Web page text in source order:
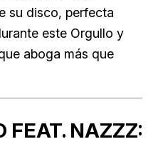
su disco, perfecta
este Orgullo y
aboga más que
FEAT. NAZZZ: